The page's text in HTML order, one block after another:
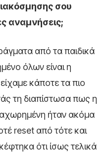
σου
αναμνήσεις;
από τα παιδικά
όλων είναι η
κάποτε τα πιο
τη διαπίστωσα πως η
ήταν ακόμα
reset από τότε και
ότι ίσως τελικά